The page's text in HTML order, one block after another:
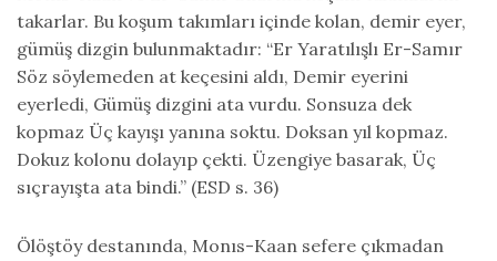
takarlar. Bu koşum takımları içinde kolan, demir eyer,
gümüş dizgin bulunmaktadır: “Er Yaratılışlı Er-Samır
Söz söylemeden at keçesini aldı, Demir eyerini
eyerledi, Gümüş dizgini ata vurdu. Sonsuza dek
kopmaz Üç kayışı yanına soktu. Doksan yıl kopmaz.
Dokuz kolonu dolayıp çekti. Üzengiye basarak, Üç
sıçrayışta ata bindi.” (ESD s. 36)
Ölöştöy destanında, Monıs-Kaan sefere çıkmadan